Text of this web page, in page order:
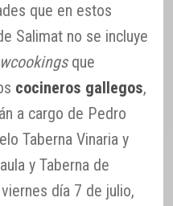
que en estos
Salimat no se incluye
que
cocineros gallegos,
a cargo de Pedro
Taberna Vinaria y
y Taberna de
día 7 de julio,